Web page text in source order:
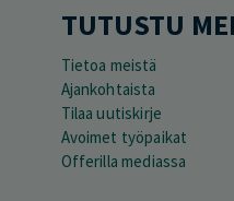
TUTUSTU
Tietoa meistä
Ajankohtaista
Tilaa uutiskirje
Avoimet työpaikat
Offerilla mediassa